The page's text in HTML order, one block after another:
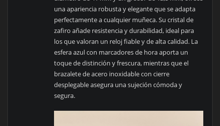
una apariencia robusta y elegante que se adapta
perfectamente a cualquier muñeca. Su cristal de
zafiro añade resistencia y durabilidad, ideal para
los que valoran un reloj fiable y de alta calidad. La
esfera azul con marcadores de hora aporta un
toque de distinción y frescura, mientras que el
brazalete de acero inoxidable con cierre
desplegable asegura una sujeción cómoda y
segura.